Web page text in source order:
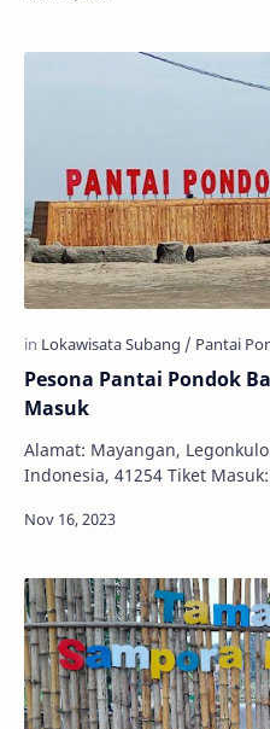
Pesona Pantai Pondok
Masuk
Alamat: Mayangan,
Indonesia, 41254 Tiket